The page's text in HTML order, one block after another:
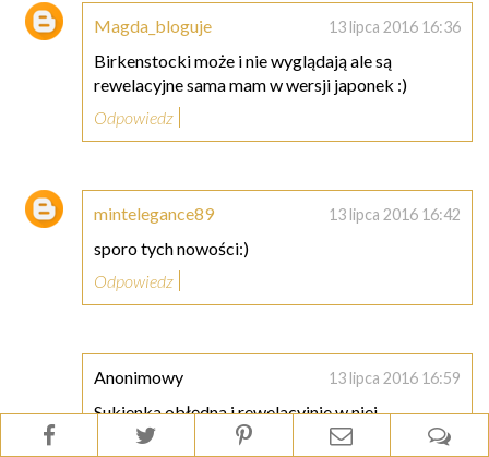
Magda_bloguje 13 lipca 2016 16:36
Birkenstocki może i nie wyglądają ale są
rewelacyjne sama mam w wersji japonek :)
Odpowiedz
mintelegance89 13 lipca 2016 16:42
sporo tych nowości:)
Odpowiedz
Anonimowy 13 lipca 2016 16:59
Sukienka obłędna i rewelacyjnie w niej
wyglądasz, myślę, że pasowałyby do niej również